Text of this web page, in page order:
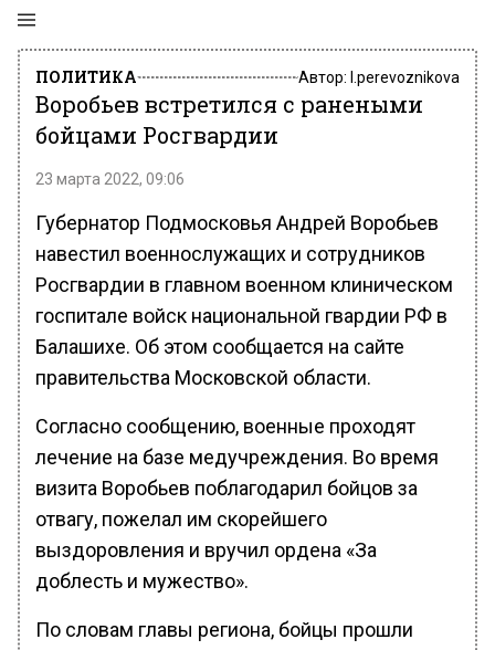
ПОЛИТИКА Автор: l.perevoznikova
Воробьев встретился с ранеными
бойцами Росгвардии
23 марта 2022, 09:06
Губернатор Подмосковья Андрей Воробьев
навестил военнослужащих и сотрудников
Росгвардии в главном военном клиническом
госпитале войск национальной гвардии РФ в
Балашихе. Об этом сообщается на сайте
правительства Московской области.
Согласно сообщению, военные проходят
лечение на базе медучреждения. Во время
визита Воробьев поблагодарил бойцов за
отвагу, пожелал им скорейшего
выздоровления и вручил ордена «За
доблесть и мужество».
По словам главы региона, бойцы прошли